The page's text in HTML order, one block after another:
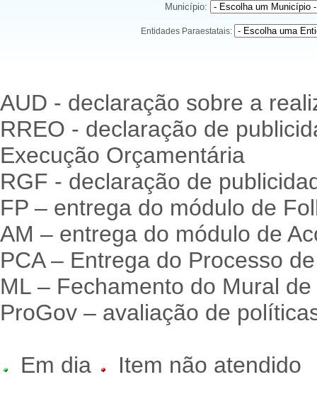
Município:
Entidades Paraestatais:
AUD - declaração sobre a
RREO - declaração de
Execução Orçamentária
RGF - declaração de
FP – entrega do módulo de
AM – entrega do módulo de
PCA – Entrega do Processo
ML – Fechamento do Mural
ProGov – avaliação de
Em dia Item não atendido